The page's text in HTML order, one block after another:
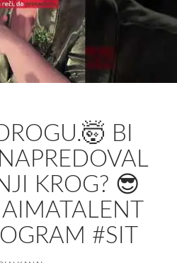
BI
KROG? 😎
#SIT